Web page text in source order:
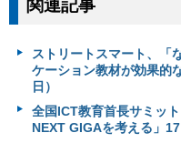
関連記事
ストリートスマート、「
ケーション教材が効果的
日）
全国ICT教育首長サミッ
NEXT GIGAを考える」